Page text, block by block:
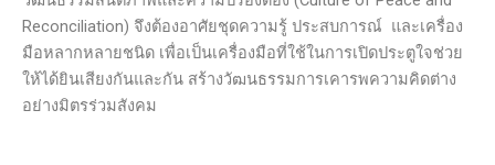
Reconciliation) จึงต้องอาศัยชุดความรู้ ประสบการณ์ และเครื่อง
มือหลากหลายชนิด เพื่อเป็นเครื่องมือที่ใช้ในการเปิดประตูใจช่วย
ให้ได้ยินเสียงกันและกัน สร้างวัฒนธรรมการเคารพความคิดต่าง
อย่างมิตรร่วมสังคม